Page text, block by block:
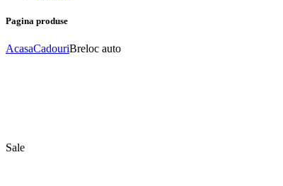
Pagina produse
AcasaCadouriBreloc auto
Sale